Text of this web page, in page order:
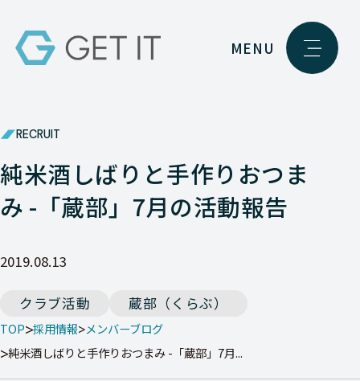
MENU
RECRUIT
純米酒しばりと手作りおつま
み -「蔵部」7月の活動報告
2019.08.13
クラブ活動 蔵部（くらぶ）
TOP 採用情報 メンバーブログ
純米酒しばりと手作りおつまみ -「蔵部」7月...